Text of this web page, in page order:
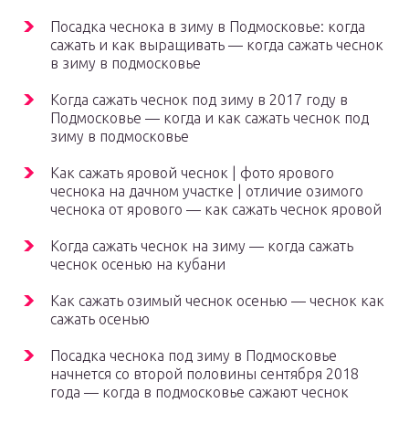
Посадка чеснока в зиму в Подмосковье: когда
сажать и как выращивать — когда сажать чеснок
в зиму в подмосковье
Когда сажать чеснок под зиму в 2017 году в
Подмосковье — когда и как сажать чеснок под
зиму в подмосковье
Как сажать яровой чеснок | фото ярового
чеснока на дачном участке | отличие озимого
чеснока от ярового — как сажать чеснок яровой
Когда сажать чеснок на зиму — когда сажать
чеснок осенью на кубани
Как сажать озимый чеснок осенью — чеснок как
сажать осенью
Посадка чеснока под зиму в Подмосковье
начнется со второй половины сентября 2018
года — когда в подмосковье сажают чеснок